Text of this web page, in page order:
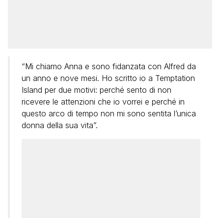
“Mi chiamo Anna e sono fidanzata con Alfred da
un anno e nove mesi. Ho scritto io a Temptation
Island per due motivi: perché sento di non
ricevere le attenzioni che io vorrei e perché in
questo arco di tempo non mi sono sentita l’unica
donna della sua vita”.